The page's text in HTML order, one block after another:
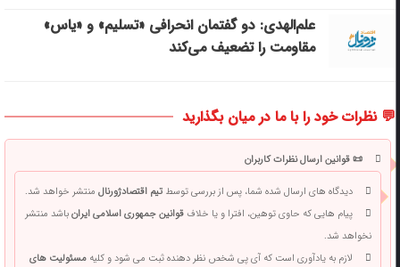
علم‌الهدی: دو گفتمان انحرافی «تسلیم» و «یاس»
مقاومت را تضعیف می‌کند
💬 نظرات خود را با ما در میان بگذارید
📜 قوانین ارسال نظرات کاربران
دیدگاه های ارسال شده شما، پس از بررسی توسطتیم اقتصادژورنالمنتشر خواهد شد.
پیام هایی که حاوی توهین، افترا و یا خلافقوانین جمهوری اسلامی ایرانباشد منتشر
نخواهد شد.
لازم به یادآوری است که آی پی شخص نظر دهنده ثبت می شود و کلیهمسئولیت های